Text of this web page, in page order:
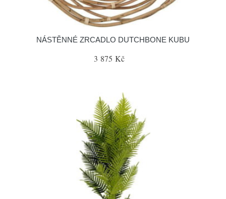
NÁSTĚNNÉ ZRCADLO DUTCHBONE KUBU
3 875 Kč